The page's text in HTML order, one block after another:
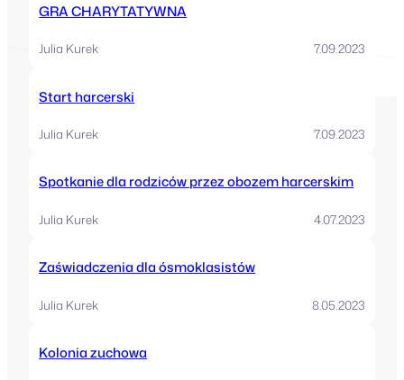
GRA CHARYTATYWNA
Julia Kurek 7.09.2023
Start harcerski
Julia Kurek 7.09.2023
Spotkanie dla rodziców przez obozem harcerskim
Julia Kurek 4.07.2023
Zaświadczenia dla ósmoklasistów
Julia Kurek 8.05.2023
Kolonia zuchowa